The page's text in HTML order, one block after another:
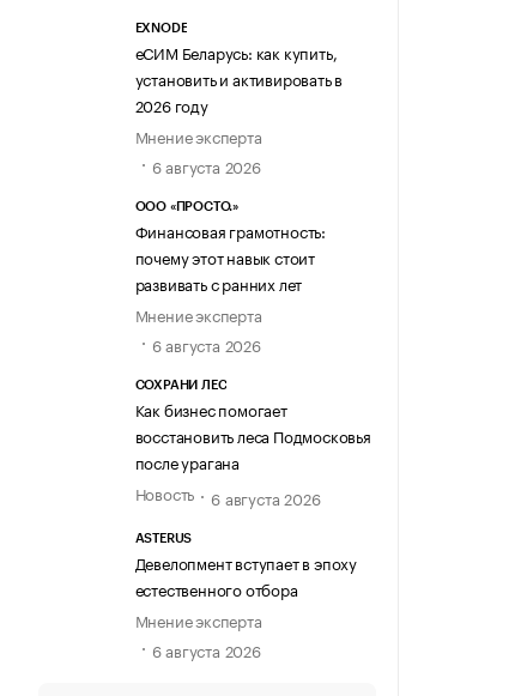
EXNODE
еСИМ Беларусь: как купить,
установить и активировать в
2026 году
Мнение эксперта
6 августа 2026
ООО «ПРОСТО.»
Финансовая грамотность:
почему этот навык стоит
развивать с ранних лет
Мнение эксперта
6 августа 2026
СОХРАНИ ЛЕС
Как бизнес помогает
восстановить леса Подмосковья
после урагана
Новость
6 августа 2026
ASTERUS
Девелопмент вступает в эпоху
естественного отбора
Мнение эксперта
6 августа 2026